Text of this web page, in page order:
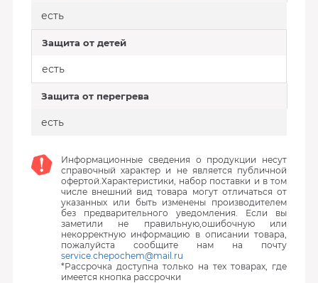
есть
Защита от детей
есть
Защита от перегрева
есть
Информационные сведения о продукции несут
справочный характер и не является публичной
офертой.Характеристики, набор поставки и в том
числе внешний вид товара могут отличаться от
указанных или быть изменены производителем
без предварительного уведомления. Если вы
заметили не правильную,ошибочную или
некорректную информацию в описании товара,
пожалуйста сообщите нам на почту
service.chepochem@mail.ru
*Рассрочка доступна только на тех товарах, где
имеется кнопка рассрочки